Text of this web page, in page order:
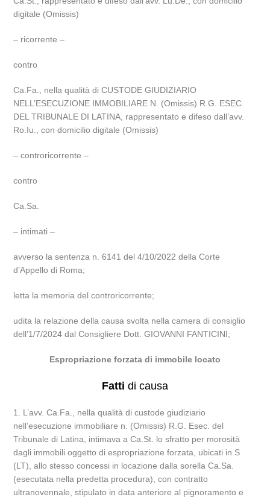
digitale (Omissis)
– ricorrente –
contro
Ca.Fa., nella qualità di CUSTODE GIUDIZIARIO
NELL’ESECUZIONE IMMOBILIARE N. (Omissis) R.G. ESEC.
DEL TRIBUNALE DI LATINA, rappresentato e difeso dall’avv.
Ro.Iu., con domicilio digitale (Omissis)
– controricorrente –
contro
Ca.Sa.
– intimati –
avverso la sentenza n. 6141 del 4/10/2022 della Corte
d’Appello di Roma;
letta la memoria del controricorrente;
udita la relazione della causa svolta nella camera di consiglio
dell’1/7/2024 dal Consigliere Dott. GIOVANNI FANTICINI;
Espropriazione forzata di immobile locato
Fatti di causa
1. L’avv. Ca.Fa., nella qualità di custode giudiziario
nell’esecuzione immobiliare n. (Omissis) R.G. Esec. del
Tribunale di Latina, intimava a Ca.St. lo sfratto per morosità
dagli immobili oggetto di espropriazione forzata, ubicati in S
(LT), allo stesso concessi in locazione dalla sorella Ca.Sa.
(esecutata nella predetta procedura), con contratto
ultranovennale, stipulato in data anteriore al pignoramento e